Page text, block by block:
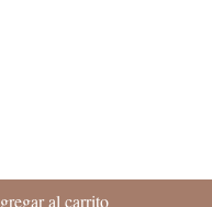
al carrito